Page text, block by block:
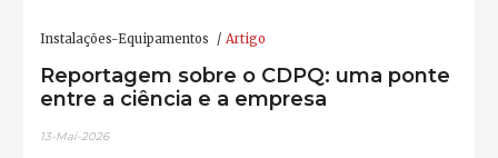
Instalações-Equipamentos Artigo
Reportagem sobre o CDPQ: uma ponte
entre a ciência e a empresa
13-Mai-2026